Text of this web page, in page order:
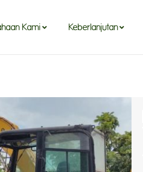
Kami Keberlanjutan